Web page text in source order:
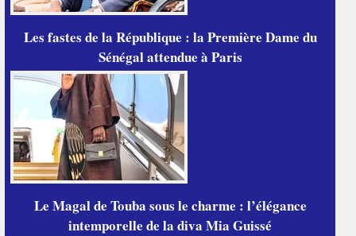
Les fastes de la République : la Première Dame du
Sénégal attendue à Paris
Le Magal de Touba sous le charme : l’élégance
intemporelle de la diva Mia Guissé